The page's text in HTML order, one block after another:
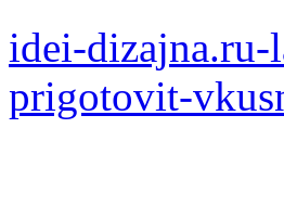
idei-dizajna.ru-
prigotovit-